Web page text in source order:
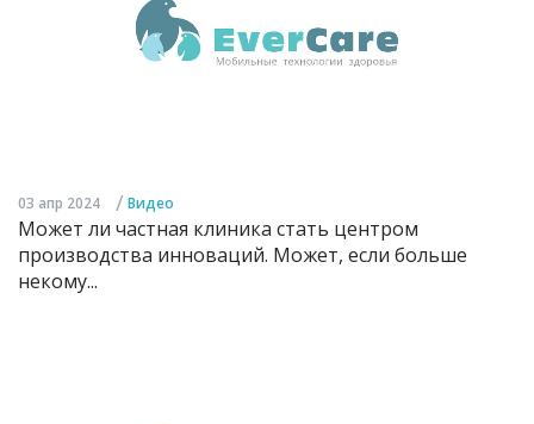
03 апр 2024 / Видео
Может ли частная клиника стать центром
производства инноваций. Может, если больше
некому...